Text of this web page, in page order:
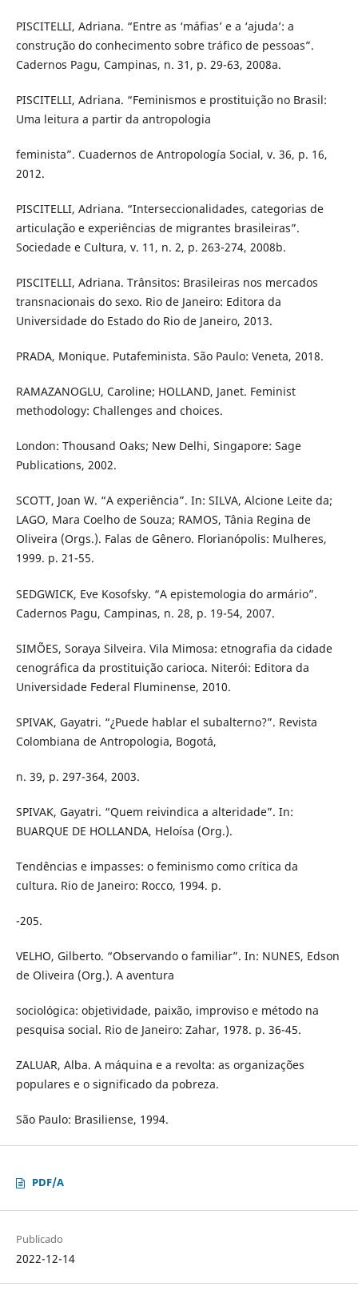
PISCITELLI, Adriana. “Entre as ‘máfias’ e a ‘ajuda’: a
construção do conhecimento sobre tráfico de pessoas”.
Cadernos Pagu, Campinas, n. 31, p. 29-63, 2008a.
PISCITELLI, Adriana. “Feminismos e prostituição no Brasil:
Uma leitura a partir da antropologia
feminista”. Cuadernos de Antropología Social, v. 36, p. 16,
2012.
PISCITELLI, Adriana. “Interseccionalidades, categorias de
articulação e experiências de migrantes brasileiras”.
Sociedade e Cultura, v. 11, n. 2, p. 263-274, 2008b.
PISCITELLI, Adriana. Trânsitos: Brasileiras nos mercados
transnacionais do sexo. Rio de Janeiro: Editora da
Universidade do Estado do Rio de Janeiro, 2013.
PRADA, Monique. Putafeminista. São Paulo: Veneta, 2018.
RAMAZANOGLU, Caroline; HOLLAND, Janet. Feminist
methodology: Challenges and choices.
London: Thousand Oaks; New Delhi, Singapore: Sage
Publications, 2002.
SCOTT, Joan W. “A experiência”. In: SILVA, Alcione Leite da;
LAGO, Mara Coelho de Souza; RAMOS, Tânia Regina de
Oliveira (Orgs.). Falas de Gênero. Florianópolis: Mulheres,
1999. p. 21-55.
SEDGWICK, Eve Kosofsky. “A epistemologia do armário”.
Cadernos Pagu, Campinas, n. 28, p. 19-54, 2007.
SIMÕES, Soraya Silveira. Vila Mimosa: etnografia da cidade
cenográfica da prostituição carioca. Niterói: Editora da
Universidade Federal Fluminense, 2010.
SPIVAK, Gayatri. “¿Puede hablar el subalterno?”. Revista
Colombiana de Antropologia, Bogotá,
n. 39, p. 297-364, 2003.
SPIVAK, Gayatri. “Quem reivindica a alteridade”. In:
BUARQUE DE HOLLANDA, Heloísa (Org.).
Tendências e impasses: o feminismo como crítica da
cultura. Rio de Janeiro: Rocco, 1994. p.
-205.
VELHO, Gilberto. “Observando o familiar”. In: NUNES, Edson
de Oliveira (Org.). A aventura
sociológica: objetividade, paixão, improviso e método na
pesquisa social. Rio de Janeiro: Zahar, 1978. p. 36-45.
ZALUAR, Alba. A máquina e a revolta: as organizações
populares e o significado da pobreza.
São Paulo: Brasiliense, 1994.
PDF/A
Publicado
2022-12-14